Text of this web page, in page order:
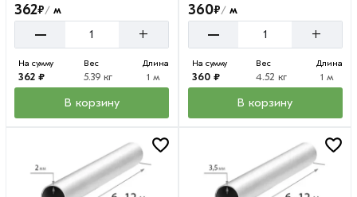
362₽/ м
– +
На сумму
362 ₽
Вес
5.39 кг
Длина
1 м
В корзину
360₽/м
– +
На сумму
360 ₽
Вес
4.52 кг
Длина
1 м
В корзину